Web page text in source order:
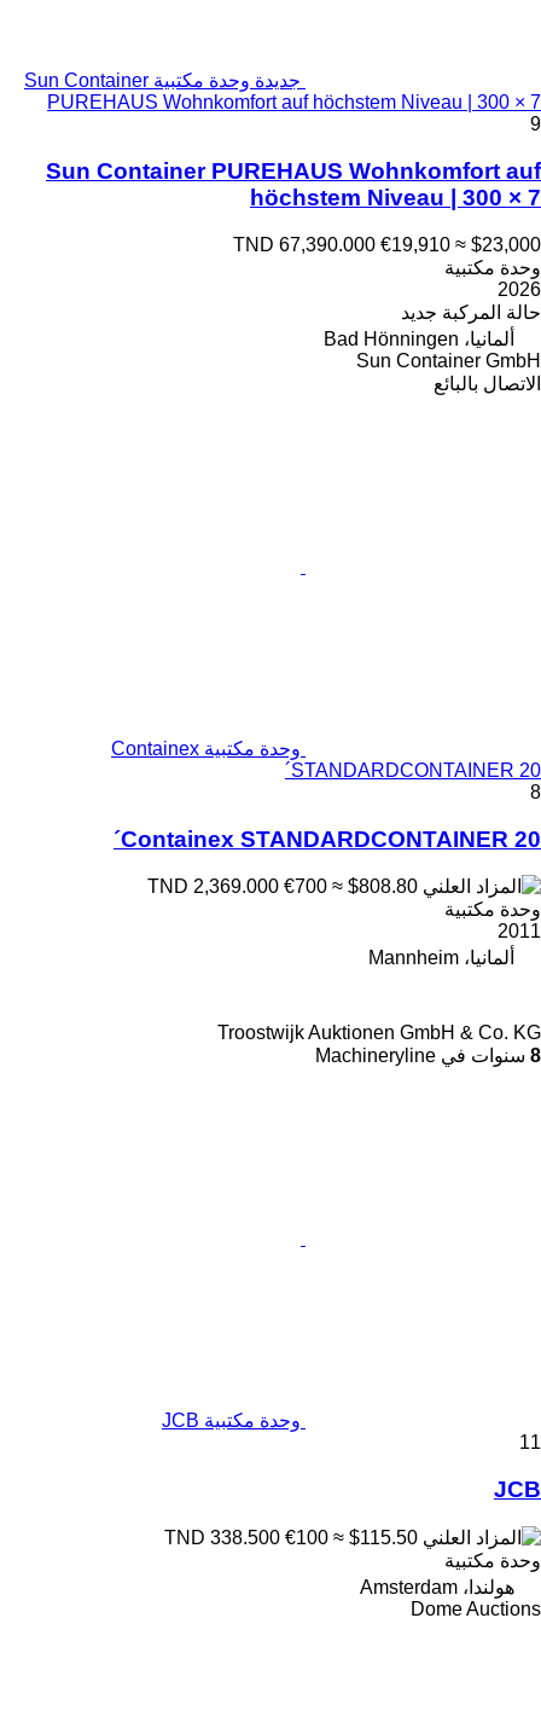
جديدة وحدة مكتبية Sun Container
PUREHAUS Wohnkomfort auf höchstem Niveau | 300 × 7
9
Sun Container PUREHAUS Wohnkomfort auf
höchstem Niveau | 300 × 7
TND 67,390.000 €19,910 ≈ $23,000
وحدة مكتبية
2026
حالة المركبة جديد
ألمانيا، Bad Hönningen
Sun Container GmbH
الاتصال بالبائع
وحدة مكتبية Containex
STANDARDCONTAINER 20´
8
Containex STANDARDCONTAINER 20´
€700 ≈ $808.80
وحدة مكتبية
2011
ألمانيا، Mannheim
Troostwijk Auktionen GmbH & Co. KG
8 سنوات في Machineryline
وحدة مكتبية JCB
11
JCB
€100 ≈ $115.50
وحدة مكتبية
هولندا، Amsterdam
Dome Auctions